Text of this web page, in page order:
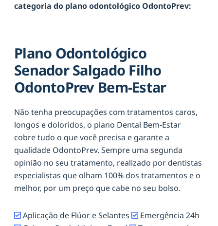
categoria do plano odontológico OdontoPrev:
Plano Odontológico
Senador Salgado Filho
OdontoPrev Bem-Estar
Não tenha preocupações com tratamentos caros,
longos e doloridos, o plano Dental Bem-Estar
cobre tudo o que você precisa e garante a
qualidade OdontoPrev. Sempre uma segunda
opinião no seu tratamento, realizado por dentistas
especialistas que olham 100% dos tratamentos e o
melhor, por um preço que cabe no seu bolso.
Aplicação de Flúor e Selantes
Emergência 24h